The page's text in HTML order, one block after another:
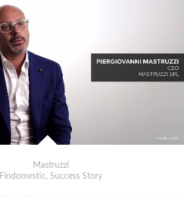
Mastruzzi
Findomestic, Success Story